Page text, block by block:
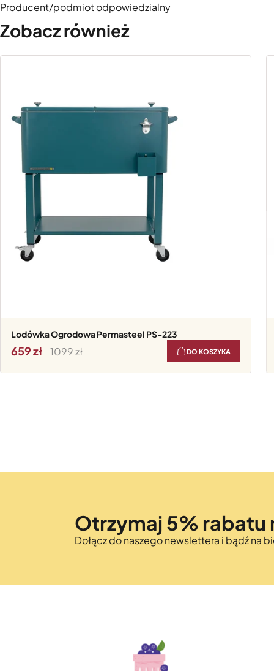
Producent/podmiot odpowiedzialny
Zobacz również
Lodówka Ogrodowa Permasteel PS-223
659 1099 DO KOSZYKA
Otrzymaj 5% rabatu
Dołącz do naszego newslettera i bądź na